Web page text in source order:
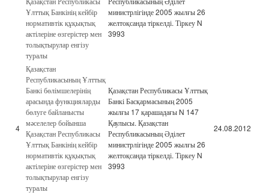
Ұлттық Банкінің кейбір
нормативтік құқықтық
актілеріне өзгерістер мен
толықтырулар енгізу
туралы
министрлігінде 2005 жылғы 26
желтоқсанда тіркелді. Тіркеу N
3993
4
Қазақстан
Республикасының Ұлттық
Банкі бөлімшелерінің
арасында функцияларды
бөлуге байланысты
мәселелер бойынша
Қазақстан Республикасы
Ұлттық Банкінің кейбір
нормативтік құқықтық
актілеріне өзгерістер мен
толықтырулар енгізу
туралы
Қазақстан Республикасы Ұлттық
Банкі Басқармасының 2005
жылғы 17 қарашадағы N 147
Қаулысы. Қазақстан
Республикасының Әділет
министрлігінде 2005 жылғы 26
желтоқсанда тіркелді. Тіркеу N
3993
24.08.2012